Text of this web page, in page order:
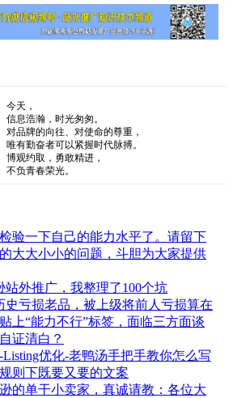
今天，
信息浩瀚，时光匆匆。
对品牌的向往、对使命的尊重，
唯有勤奋者可以紧握时代脉搏。
博观约取，勇敢精进，
不负青春荣光。
验一下自己的能力水平了。请留下
大大小小的问题，斗胆为大家提供
站外推广，我整理了100个坑
史亏损老品，被上级将前人亏损算在
上“能力不行”标签，面临三方面谈
证清白？
优化-老鸭汤手把手教你怎么写
则下既要又要的文案
的单干小卖家，真诚请教：各位大